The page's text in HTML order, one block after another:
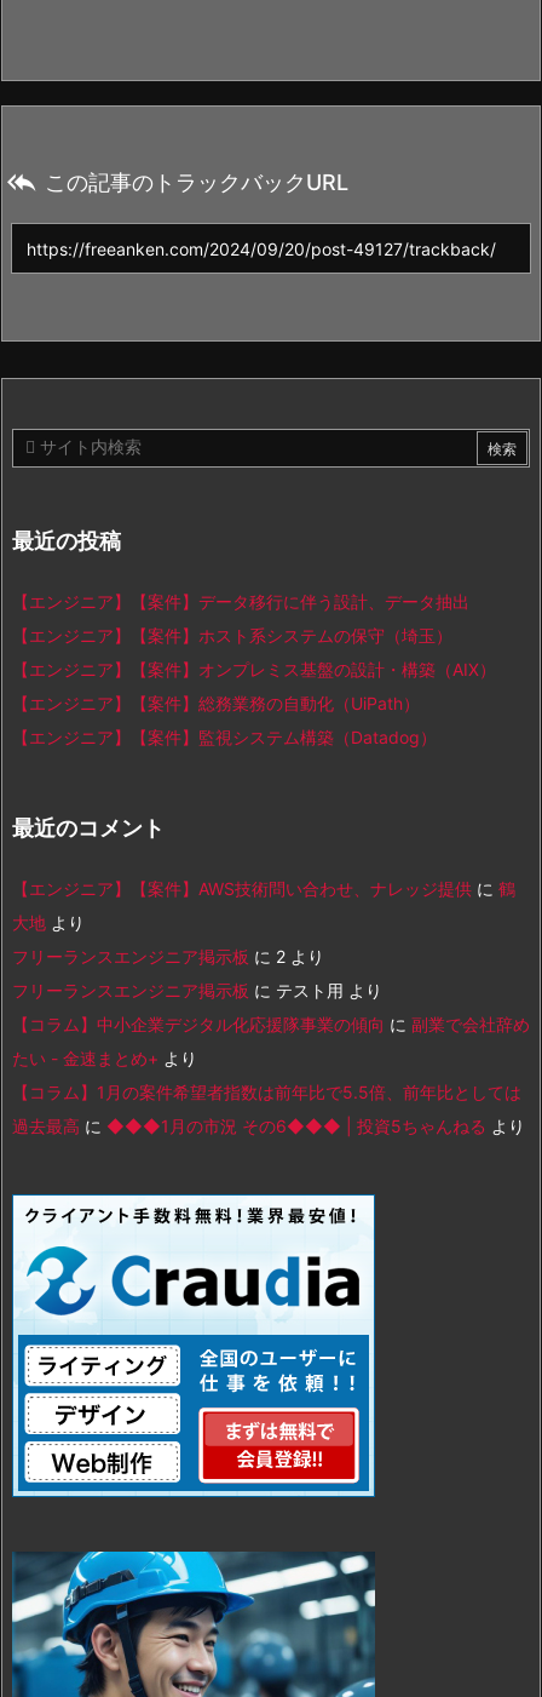
 この記事のトラックバックURL
最近の投稿
【エンジニア】【案件】データ移行に伴う設計、データ抽出
【エンジニア】【案件】ホスト系システムの保守（埼玉）
【エンジニア】【案件】オンプレミス基盤の設計・構築（AIX）
【エンジニア】【案件】総務業務の自動化（UiPath）
【エンジニア】【案件】監視システム構築（Datadog）
最近のコメント
【エンジニア】【案件】AWS技術問い合わせ、ナレッジ提供 に 鶴
大地 より
フリーランスエンジニア掲示板 に 2 より
フリーランスエンジニア掲示板 に テスト用 より
【コラム】中小企業デジタル化応援隊事業の傾向 に 副業で会社辞め
たい - 金速まとめ+ より
【コラム】1月の案件希望者指数は前年比で5.5倍、前年比としては
過去最高 に ◆◆◆1月の市況 その6◆◆◆ | 投資5ちゃんねる より